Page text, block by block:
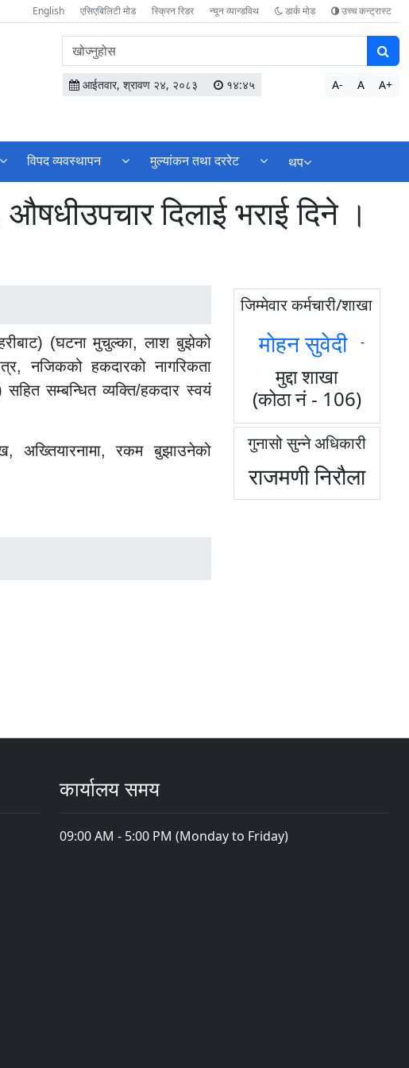
English एसिएबिलिटी मोड स्क्रिन रिडर न्यून व्यान्डविथ डार्क मोड उच्च कन्ट्रास्ट
वेबसाइटमा
सामग्री
खोज्नुहोस
आईतवार, श्रावण २४, २०८३ १४:४५ A- A A+
विपद व्यवस्थापन मुल्यांकन तथा दररेट थप
औषधीउपचार दिलाई भराई दिने ।
(घटना मुचुल्का, लाश बुझेको
नजिकको हकदारको नागरिकता
सम्बन्धित व्यक्ति/हकदार स्वयं
अख्तियारनामा, रकम बुझाउनेको
जिम्मेवार कर्मचारी/शाखा
माेहन सुवेदी -
मुद्दा शाखा
(कोठा नं - 106)
गुनासो सुन्ने अधिकारी
राजमणी निरौला
कार्यालय समय
09:00 AM - 5:00 PM (Monday to Friday)